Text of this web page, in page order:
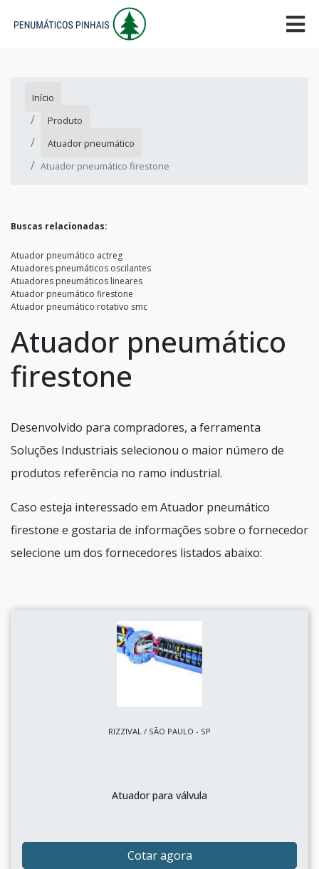
Início
Produto
Atuador pneumático
Atuador pneumático firestone
Buscas relacionadas:
Atuador pneumático actreg
Atuadores pneumáticos oscilantes
Atuadores pneumáticos lineares
Atuador pneumático firestone
Atuador pneumático rotativo smc
Atuador pneumático
firestone
Desenvolvido para compradores, a ferramenta
Soluções Industriais selecionou o maior número de
produtos referência no ramo industrial.
Caso esteja interessado em Atuador pneumático
firestone e gostaria de informações sobre o fornecedor
selecione um dos fornecedores listados abaixo:
RIZZIVAL / SÃO PAULO - SP
Atuador para válvula
Cotar agora